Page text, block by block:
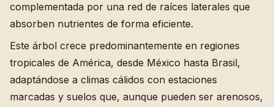
complementada por una red de raíces laterales que
absorben nutrientes de forma eficiente.
Este árbol crece predominantemente en regiones
tropicales de América, desde México hasta Brasil,
adaptándose a climas cálidos con estaciones
marcadas y suelos que, aunque pueden ser arenosos,